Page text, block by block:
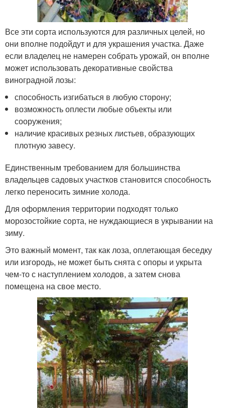
Все эти сорта используются для различных целей, но
они вполне подойдут и для украшения участка. Даже
если владелец не намерен собрать урожай, он вполне
может использовать декоративные свойства
виноградной лозы:
способность изгибаться в любую сторону;
возможность оплести любые объекты или
сооружения;
наличие красивых резных листьев, образующих
плотную завесу.
Единственным требованием для большинства
владельцев садовых участков становится способность
легко переносить зимние холода.
Для оформления территории подходят только
морозостойкие сорта, не нуждающиеся в укрывании на
зиму.
Это важный момент, так как лоза, оплетающая беседку
или изгородь, не может быть снята с опоры и укрыта
чем-то с наступлением холодов, а затем снова
помещена на свое место.